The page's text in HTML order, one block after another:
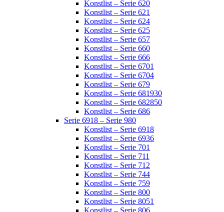
Konstlist – Serie 620
Konstlist – Serie 621
Konstlist – Serie 624
Konstlist – Serie 625
Konstlist – Serie 657
Konstlist – Serie 660
Konstlist – Serie 666
Konstlist – Serie 6701
Konstlist – Serie 6704
Konstlist – Serie 679
Konstlist – Serie 681930
Konstlist – Serie 682850
Konstlist – Serie 686
Serie 6918 – Serie 980
Konstlist – Serie 6918
Konstlist – Serie 6936
Konstlist – Serie 701
Konstlist – Serie 711
Konstlist – Serie 712
Konstlist – Serie 744
Konstlist – Serie 759
Konstlist – Serie 800
Konstlist – Serie 8051
Konstlist – Serie 806